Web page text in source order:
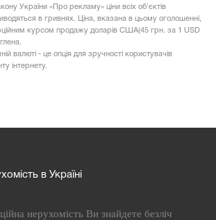
України «Про рекламу» ціни всіх об'єктів
в гривнях. Ціна, вказана в цьому оголошенні,
курсом продажу доларів США(45 грн. за 1 USD
валюті - це опція для зручності користувачів
інтернету.
в Україні
нерухомість Ви знайдете безліч